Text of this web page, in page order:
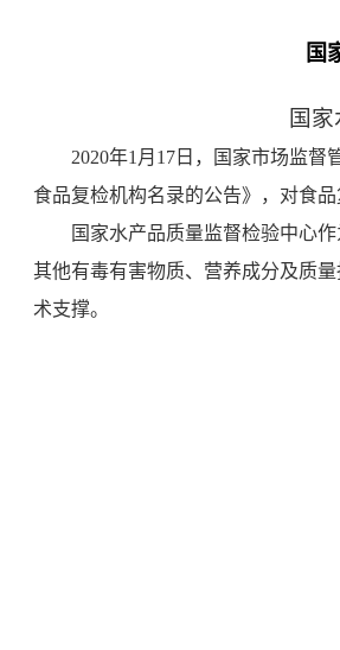
国
国
2020年1月17日，国家市场监督
食品复检机构名录的公告》，对食
国家水产品质量监督检验中心
其他有毒有害物质、营养成分及质
术支撑。